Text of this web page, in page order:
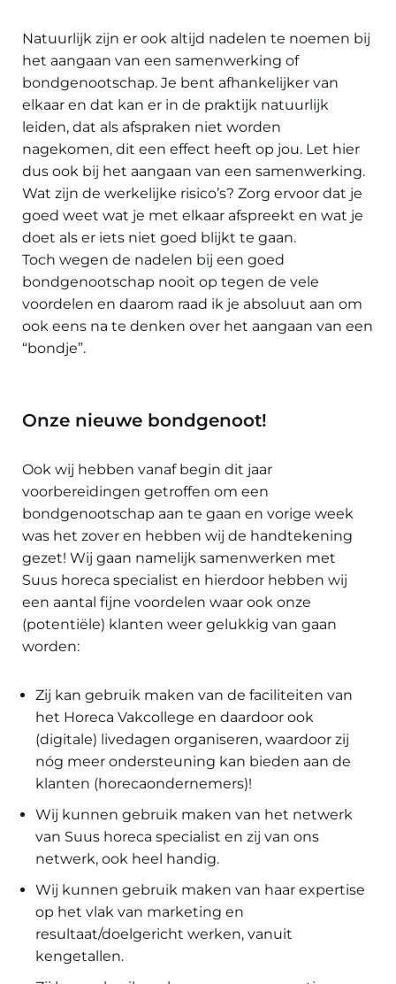
Natuurlijk zijn er ook altijd nadelen te noemen bij
het aangaan van een samenwerking of
bondgenootschap. Je bent afhankelijker van
elkaar en dat kan er in de praktijk natuurlijk
leiden, dat als afspraken niet worden
nagekomen, dit een effect heeft op jou. Let hier
dus ook bij het aangaan van een samenwerking.
Wat zijn de werkelijke risico’s? Zorg ervoor dat je
goed weet wat je met elkaar afspreekt en wat je
doet als er iets niet goed blijkt te gaan.
Toch wegen de nadelen bij een goed
bondgenootschap nooit op tegen de vele
voordelen en daarom raad ik je absoluut aan om
ook eens na te denken over het aangaan van een
“bondje”.
Onze nieuwe bondgenoot!
Ook wij hebben vanaf begin dit jaar
voorbereidingen getroffen om een
bondgenootschap aan te gaan en vorige week
was het zover en hebben wij de handtekening
gezet! Wij gaan namelijk samenwerken met
Suus horeca specialist en hierdoor hebben wij
een aantal fijne voordelen waar ook onze
(potentiële) klanten weer gelukkig van gaan
worden:
Zij kan gebruik maken van de faciliteiten van
het Horeca Vakcollege en daardoor ook
(digitale) livedagen organiseren, waardoor zij
nóg meer ondersteuning kan bieden aan de
klanten (horecaondernemers)!
Wij kunnen gebruik maken van het netwerk
van Suus horeca specialist en zij van ons
netwerk, ook heel handig.
Wij kunnen gebruik maken van haar expertise
op het vlak van marketing en
resultaat/doelgericht werken, vanuit
kengetallen.